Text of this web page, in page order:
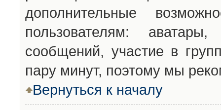
дополнительные
пользователям:
сообщений, участие в
пару минут, поэтому мы
Вернуться к началу